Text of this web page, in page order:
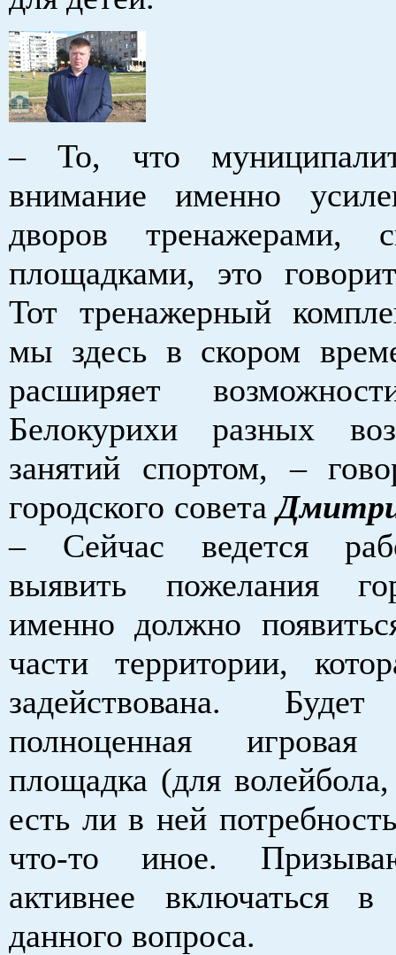
– То, что
внимание именно
дворов тренажерами,
площадками, это
Тот тренажерный
мы здесь в скором
расширяет
Белокурихи разных
занятий спортом, –
городского совета
– Сейчас ведется
выявить пожелания
именно должно
части территории,
задействована.
полноценная игровая
площадка (для
есть ли в ней
что-то иное.
активнее включаться в
данного вопроса.